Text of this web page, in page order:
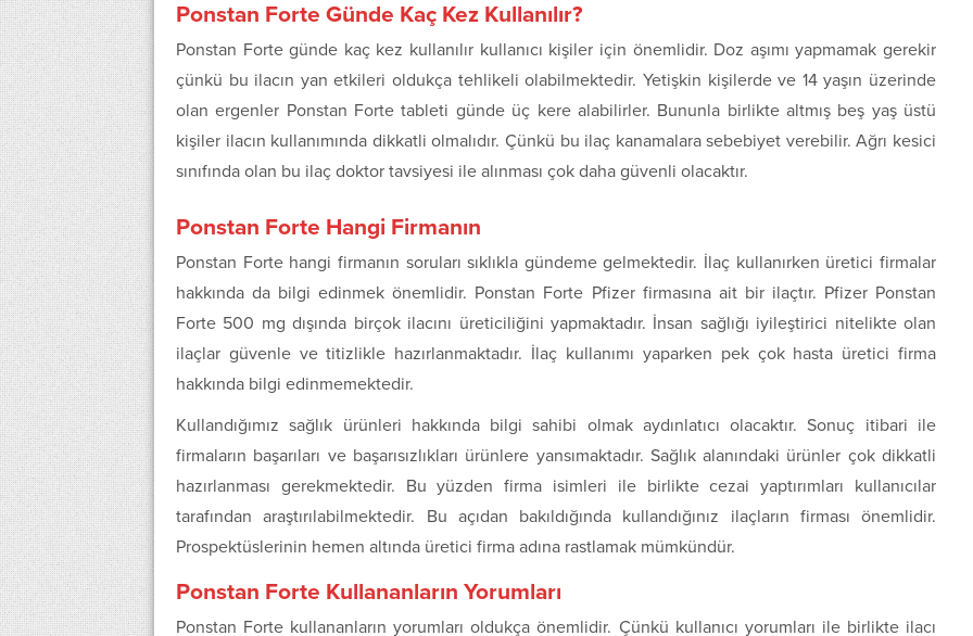
Ponstan Forte Günde Kaç Kez Kullanılır?
Ponstan Forte günde kaç kez kullanılır kullanıcı kişiler için önemlidir. Doz aşımı yapmamak gerekir
çünkü bu ilacın yan etkileri oldukça tehlikeli olabilmektedir. Yetişkin kişilerde ve 14 yaşın üzerinde
olan ergenler Ponstan Forte tableti günde üç kere alabilirler. Bununla birlikte altmış beş yaş üstü
kişiler ilacın kullanımında dikkatli olmalıdır. Çünkü bu ilaç kanamalara sebebiyet verebilir. Ağrı kesici
sınıfında olan bu ilaç doktor tavsiyesi ile alınması çok daha güvenli olacaktır.
Ponstan Forte Hangi Firmanın
Ponstan Forte hangi firmanın soruları sıklıkla gündeme gelmektedir. İlaç kullanırken üretici firmalar
hakkında da bilgi edinmek önemlidir. Ponstan Forte Pfizer firmasına ait bir ilaçtır. Pfizer Ponstan
Forte 500 mg dışında birçok ilacını üreticiliğini yapmaktadır. İnsan sağlığı iyileştirici nitelikte olan
ilaçlar güvenle ve titizlikle hazırlanmaktadır. İlaç kullanımı yaparken pek çok hasta üretici firma
hakkında bilgi edinmemektedir.
Kullandığımız sağlık ürünleri hakkında bilgi sahibi olmak aydınlatıcı olacaktır. Sonuç itibari ile
firmaların başarıları ve başarısızlıkları ürünlere yansımaktadır. Sağlık alanındaki ürünler çok dikkatli
hazırlanması gerekmektedir. Bu yüzden firma isimleri ile birlikte cezai yaptırımları kullanıcılar
tarafından araştırılabilmektedir. Bu açıdan bakıldığında kullandığınız ilaçların firması önemlidir.
Prospektüslerinin hemen altında üretici firma adına rastlamak mümkündür.
Ponstan Forte Kullananların Yorumları
Ponstan Forte kullananların yorumları oldukça önemlidir. Çünkü kullanıcı yorumları ile birlikte ilacı